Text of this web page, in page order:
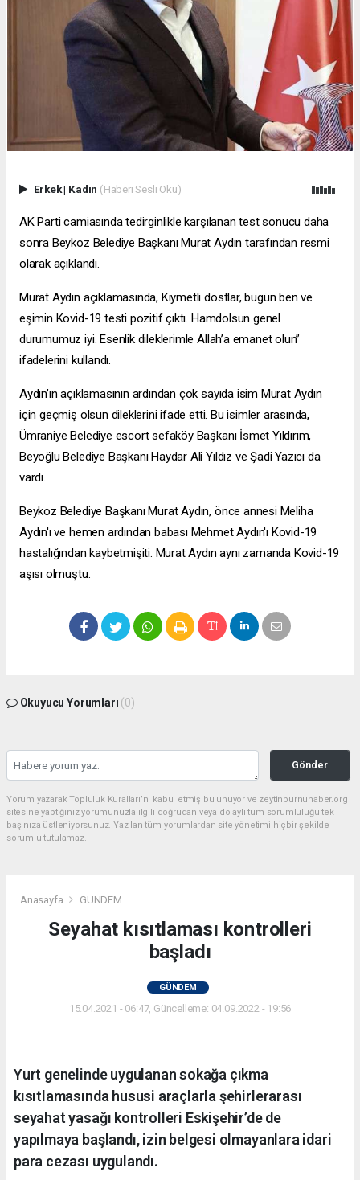
Erkek| Kadın (Haberi Sesli Oku)
AK Parti camiasında tedirginlikle karşılanan test sonucu daha
sonra Beykoz Belediye Başkanı Murat Aydın tarafından resmi
olarak açıklandı.
Murat Aydın açıklamasında, Kıymetli dostlar, bugün ben ve
eşimin Kovid-19 testi pozitif çıktı. Hamdolsun genel
durumumuz iyi. Esenlik dileklerimle Allah’a emanet olun”
ifadelerini kullandı.
Aydın’ın açıklamasının ardından çok sayıda isim Murat Aydın
için geçmiş olsun dileklerini ifade etti. Bu isimler arasında,
Ümraniye Belediye escort sefaköyBaşkanı İsmet Yıldırım,
Beyoğlu Belediye Başkanı Haydar Ali Yıldız ve Şadi Yazıcı da
vardı.
Beykoz Belediye Başkanı Murat Aydın, önce annesi Meliha
Aydın'ı ve hemen ardından babası Mehmet Aydın'ı Kovid-19
hastalığından kaybetmişiti. Murat Aydın aynı zamanda Kovid-19
aşısı olmuştu.
Okuyucu Yorumları (0)
Gönder
Yorum yazarak Topluluk Kuralları’nı kabul etmiş bulunuyor ve zeytinburnuhaber.org
sitesine yaptığınız yorumunuzla ilgili doğrudan veya dolaylı tüm sorumluluğu tek
başınıza üstleniyorsunuz. Yazılan tüm yorumlardan site yönetimi hiçbir şekilde
sorumlu tutulamaz.
Anasayfa GÜNDEM
Seyahat kısıtlaması kontrolleri
başladı
GÜNDEM
15.04.2021 - 06:47, Güncelleme: 04.09.2022 - 19:56
Yurt genelinde uygulanan sokağa çıkma
kısıtlamasında hususi araçlarla şehirlerarası
seyahat yasağı kontrolleri Eskişehir’de de
yapılmaya başlandı, izin belgesi olmayanlara idari
para cezası uygulandı.